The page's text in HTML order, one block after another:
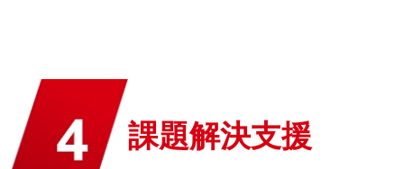
課題解決支援